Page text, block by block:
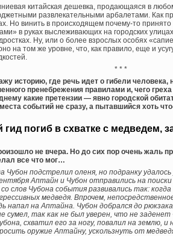
китайская дешевка, продающаяся в
развлекательными арбалетами. Как
Но винить в происходящем почему-то принято
в руках выслеживающих на городских
Ну, или о более взрослых особях
на том же уровне, что, как правило, еще и
* * *
историю, где речь идет о гибели
пренебрежения правилами и, чего
какие претензии — явно городской
событий не сразу, а пытавшийся хоть
гид погиб в схватке с медведем,
не вчера. Но до сих пор очень жаль
все что мог…
Чубон подстрелил оленя, но подранку
Аптайн и Чубон отправились на
слов Чубона события развивались так:
медведя. Впрочем,
напал на Аптайна. Чубон добрался до
сумел, так как не был уверен, что не заденет
схватил его за ногу, повалил на землю, и
оружие Аптайну, ускользнуть от